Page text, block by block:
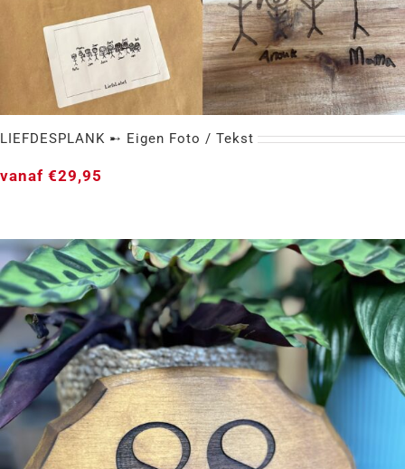
LIEFDESPLANK ➸ Eigen Foto / Tekst
LIEFDESPLANK ➸ Eigen Foto / Tekst
vanaf €29,95